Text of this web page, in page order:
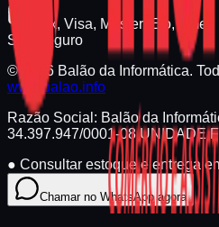
Pix, Visa, Master, Elo, Amex
Site Seguro
© 2026 Balão da Informática.
www.balao.info
Razão Social: Balão da
34.397.947/0001-08UNIDADE
● Consultar estoque e entrega
Chamar no WhatsApp agora